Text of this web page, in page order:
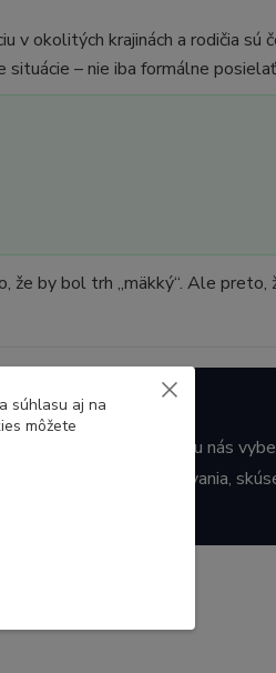
v okolitých krajinách a rodičia sú
– nie iba formálne
by bol trh „mäkký“. Ale preto,
istotu výberu.
stojíme si za tým. Ak si u nás
dlhodobého filtrovania,
súhlasu aj na
môžete